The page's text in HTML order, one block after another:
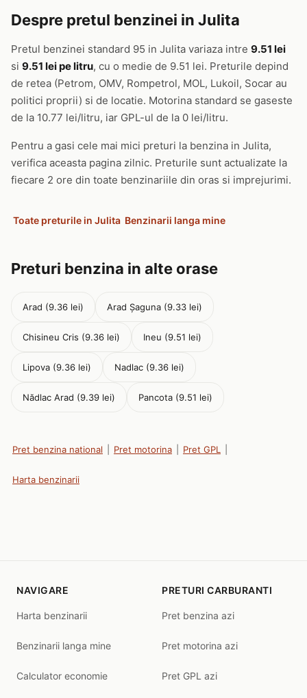
Despre pretul benzinei in Julita
Pretul benzinei standard 95 in Julita variaza intre 9.51 lei
si 9.51 lei pe litru, cu o medie de 9.51 lei. Preturile depind
de retea (Petrom, OMV, Rompetrol, MOL, Lukoil, Socar au
politici proprii) si de locatie. Motorina standard se gaseste
de la 10.77 lei/litru, iar GPL-ul de la 0 lei/litru.
Pentru a gasi cele mai mici preturi la benzina in Julita,
verifica aceasta pagina zilnic. Preturile sunt actualizate la
fiecare 2 ore din toate benzinariile din oras si imprejurimi.
Toate preturile in Julita Benzinarii langa mine
Preturi benzina in alte orase
Arad (9.36 lei) Arad Șaguna (9.33 lei)
Chisineu Cris (9.36 lei) Ineu (9.51 lei)
Lipova (9.36 lei) Nadlac (9.36 lei)
Nădlac Arad (9.39 lei) Pancota (9.51 lei)
Pret benzina national Pret motorina Pret GPL
Harta benzinarii
NAVIGARE
Harta benzinarii
Benzinarii langa mine
Calculator economie
PRETURI CARBURANTI
Pret benzina azi
Pret motorina azi
Pret GPL azi